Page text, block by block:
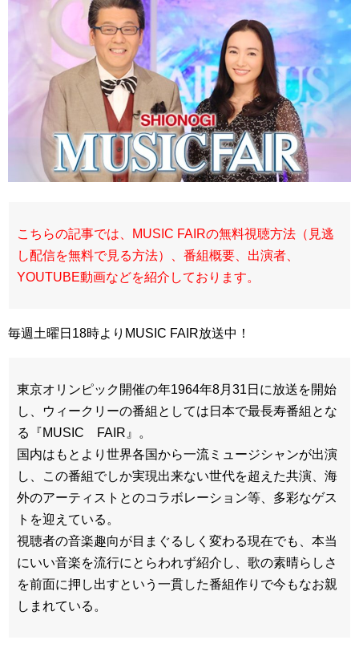
こちらの記事では、MUSIC FAIRの無料視聴方法（見逃
し配信を無料で見る方法）、番組概要、出演者、
YOUTUBE動画などを紹介しております。
毎週土曜日18時よりMUSIC FAIR放送中！
東京オリンピック開催の年1964年8月31日に放送を開始
し、ウィークリーの番組としては日本で最長寿番組とな
る『MUSIC FAIR』。
国内はもとより世界各国から一流ミュージシャンが出演
し、この番組でしか実現出来ない世代を超えた共演、海
外のアーティストとのコラボレーション等、多彩なゲス
トを迎えている。
視聴者の音楽趣向が目まぐるしく変わる現在でも、本当
にいい音楽を流行にとらわれず紹介し、歌の素晴らしさ
を前面に押し出すという一貫した番組作りで今もなお親
しまれている。